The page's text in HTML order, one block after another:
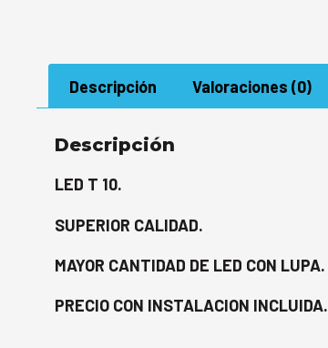
Descripción Valoraciones (0)
Descripción
LED T 10.
SUPERIOR CALIDAD.
MAYOR CANTIDAD DE LED CON LUPA.
PRECIO CON INSTALACION INCLUIDA.